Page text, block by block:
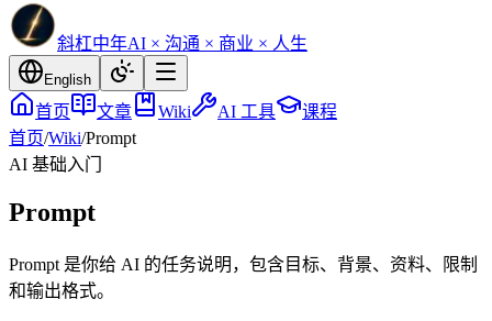
斜杠中年AI × 沟通 × 商业 × 人生
English
首页 文章 Wiki AI 工具
课程
首页/Wiki/Prompt
AI 基础 入门
Prompt
Prompt 是你给 AI 的任务说明，包含目标、背景、资料、限制
和输出格式。